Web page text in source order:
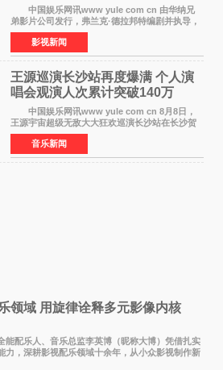
中国娱乐网讯www yule com cn 由华纳兄
弟影片公司发行，弗兰克·德拉邦特编剧并执导，
蒂姆·罗宾斯、摩根·弗里曼主演的影史传世经典
《肖申克的救赎》（The Shawshank
Redemption）今日发布
影视新闻
王源巡演长沙站再度爆满 个人演
唱会观演人次累计突破140万
中国娱乐网讯www yule com cn 8月8日，
王源宇宙超级无敌大大狂欢巡演长沙站在长沙贺
龙体育场唱响，这也是王源个人巡演首次登陆长
沙。十年前，王源曾在这座熟悉的城市举办16岁
生日会，从当初的
音乐新闻
领域 用旋律诠释多元影像内核
配乐人、音乐总监李英博（昵称大博）凭借扎实
力，深耕影视配乐领域十余年，从小众影视制作新
番剧、网剧